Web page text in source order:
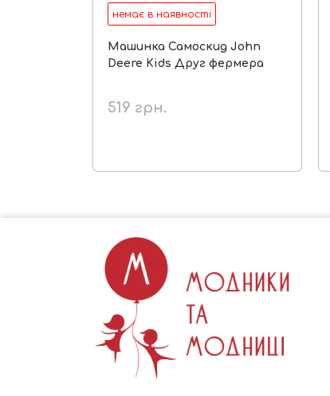
немає в наявності
Машинка Самоскид John
Deere Kids Друг фермера
519 грн.